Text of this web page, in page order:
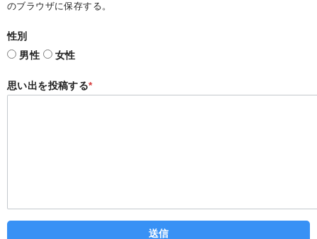
のブラウザに保存する。
性別
男性
女性
思い出を投稿する*